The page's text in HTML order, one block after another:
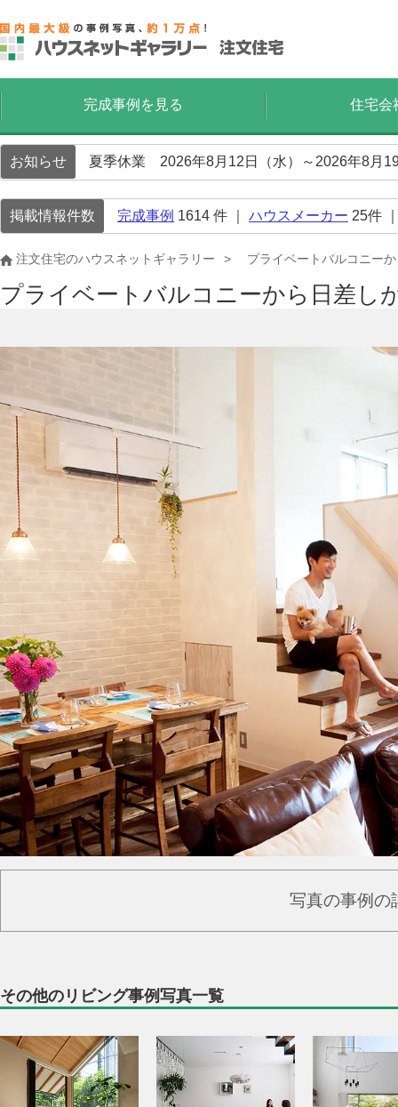
完成事例を見る 住宅会
お知らせ 夏季休業 2026年8月12日（水）～2026年8月
掲載情報件数 完成事例 1614 件 ｜ ハウスメーカー 25件
注文住宅のハウスネットギャラリー プライベートバルコニー
プライベートバルコニーから日差
写真の事例の
その他のリビング事例写真一覧